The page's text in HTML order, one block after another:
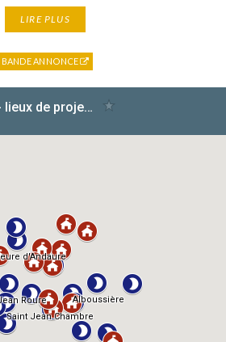
LIRE PLUS
BANDE ANNONCE